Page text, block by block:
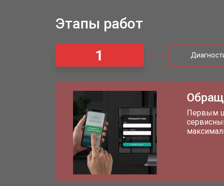
Этапы работ
1
Первым